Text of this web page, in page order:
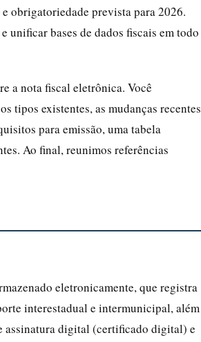
obrigatoriedade prevista para 2026.
unificar bases de dados fiscais em todo
a nota fiscal eletrônica. Você
tipos existentes, as mudanças recentes
para emissão, uma tabela
Ao final, reunimos referências
eletronicamente, que registra
interestadual e intermunicipal, além
assinatura digital (certificado digital) e